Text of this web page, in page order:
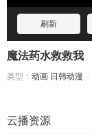
刷新
魔法药水救救我
类型： 动画 日韩动漫
云播资源